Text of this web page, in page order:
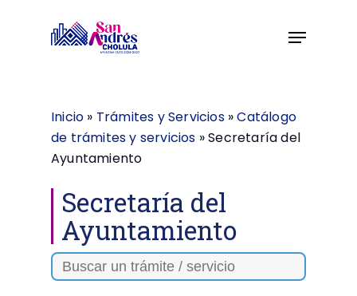
Inicio » Trámites y Servicios»Catálogo
de trámites y servicios »Secretaría del
Ayuntamiento
Secretaría del
Ayuntamiento
Search
for: